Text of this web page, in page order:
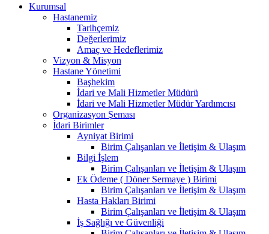
Kurumsal
Hastanemiz
Tarihçemiz
Değerlerimiz
Amaç ve Hedeflerimiz
Vizyon & Misyon
Hastane Yönetimi
Başhekim
İdari ve Mali Hizmetler Müdürü
İdari ve Mali Hizmetler Müdür Yardımcısı
Organizasyon Şeması
İdari Birimler
Ayniyat Birimi
Birim Çalışanları ve İletişim & Ulaşım
Bilgi İşlem
Birim Çalışanları ve İletişim & Ulaşım
Ek Ödeme ( Döner Sermaye ) Birimi
Birim Çalışanları ve İletişim & Ulaşım
Hasta Hakları Birimi
Birim Çalışanları ve İletişim & Ulaşım
İş Sağlığı ve Güvenliği